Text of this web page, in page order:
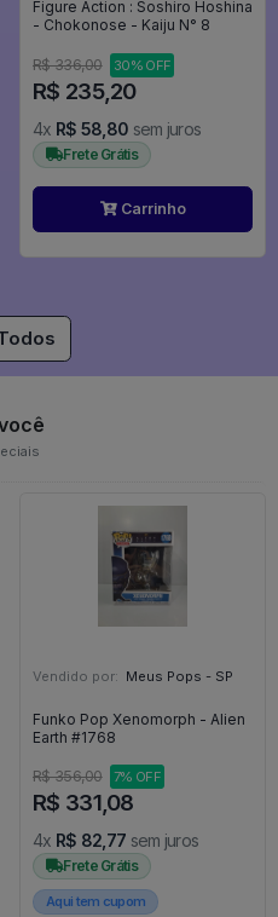
Figure Action : Soshiro Hoshina
- Chokonose - Kaiju N° 8
R$ 336,00 30% OFF
R$ 235,20
4x R$ 58,80 sem juros
Frete Grátis
Carrinho
Vendido por: Meus Pops - SP
Funko Pop Xenomorph - Alien
Earth #1768
R$ 356,00 7% OFF
R$ 331,08
4x R$ 82,77 sem juros
Frete Grátis
Aqui tem cupom